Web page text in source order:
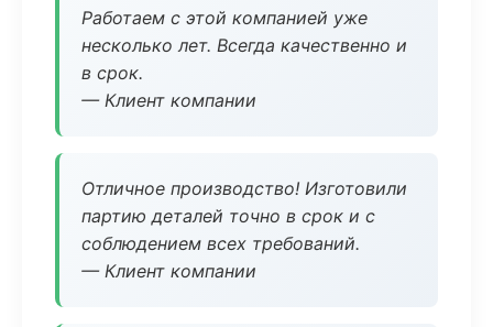
Работаем с этой компанией уже
несколько лет. Всегда качественно и
в срок.
— Клиент компании
Отличное производство! Изготовили
партию деталей точно в срок и с
соблюдением всех требований.
— Клиент компании